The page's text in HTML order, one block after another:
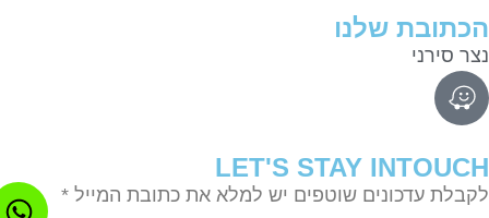
שלנו
סירני
LET'S STAY
עדכונים שוטפים יש למלא את כתובת המייל *